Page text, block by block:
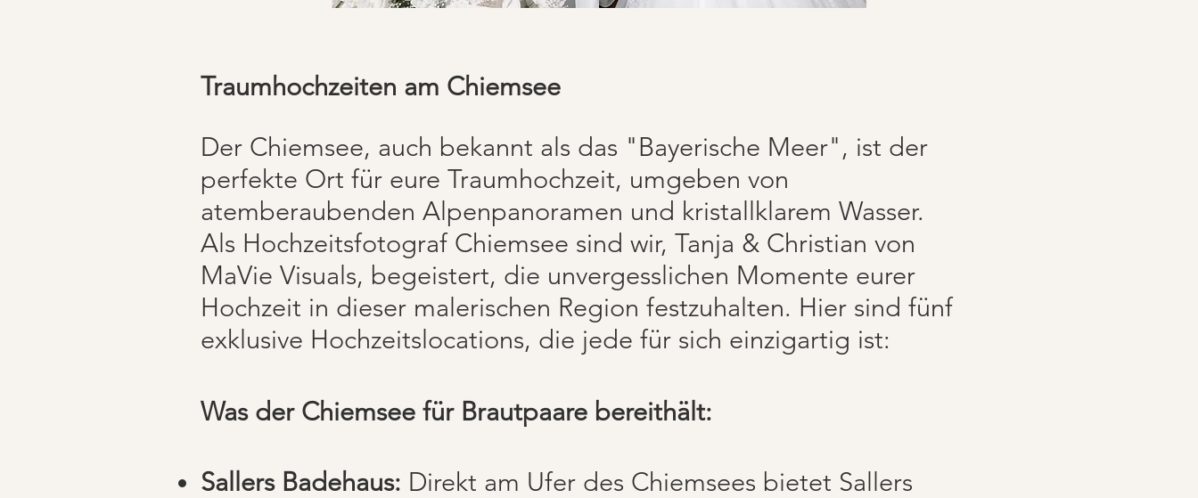
Traumhochzeiten am Chiemsee
Der Chiemsee, auch bekannt als das "Bayerische Meer", ist der
perfekte Ort für eure Traumhochzeit, umgeben von
atemberaubenden Alpenpanoramen und kristallklarem Wasser.
Als Hochzeitsfotograf Chiemsee sind wir, Tanja & Christian von
MaVie Visuals, begeistert, die unvergesslichen Momente eurer
Hochzeit in dieser malerischen Region festzuhalten. Hier sind fünf
exklusive Hochzeitslocations, die jede für sich einzigartig ist:
Was der Chiemsee für Brautpaare bereithält:
Sallers Badehaus: Direkt am Ufer des Chiemsees bietet Sallers